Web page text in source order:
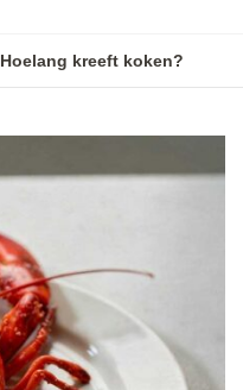
Hoelang kreeft koken?